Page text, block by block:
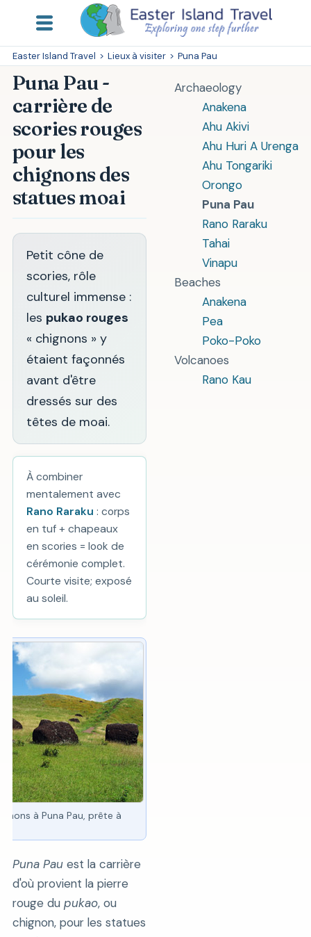
Easter Island Travel > Lieux à visiter > Puna Pau
Archaeology
Anakena
Ahu Akivi
Ahu Huri A Urenga
Ahu Tongariki
Orongo
Puna Pau
Rano Raraku
Tahai
Vinapu
Beaches
Anakena
Pea
Poko-Poko
Volcanoes
Rano Kau
Puna Pau -
carrière de
scories rouges
pour les
chignons des
statues moai
Petit cône de
scories, rôle
culturel immense :
les pukao rouges
« chignons » y
étaient façonnés
avant d'être
dressés sur des
têtes de moai.
À combiner
mentalement avec
Rano Raraku : corps
en tuf + chapeaux
en scories = look de
cérémonie complet.
Courte visite; exposé
au soleil.
à Puna Pau, prête à
Puna Pauest la carrière
d'où provient la pierre
rouge du pukao, ou
chignon, pour les statues